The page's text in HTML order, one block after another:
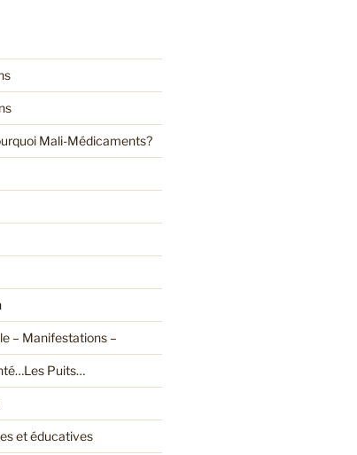
Mali-Médicaments?
– Manifestations –
Puits…
et éducatives